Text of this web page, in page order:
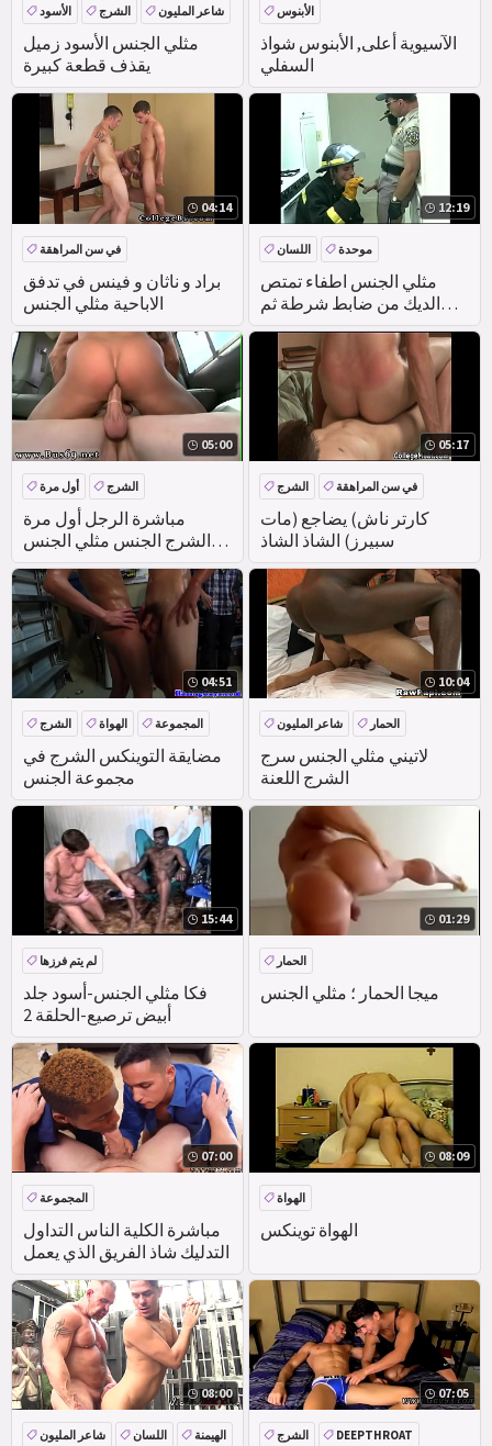
مثلي الجنس الأسود زميل
يقذف قطعة كبيرة
الأسود الشرج
شاعر المليون
عرقي
الآسيوية أعلى, الأبنوس شواذ
السفلي
الأبنوس
04:14
براد و ناثان و فينس في تدفق
الاباحية مثلي الجنس
في سن المراهقة
12:19
مثلي الجنس اطفاء تمتص
الديك من ضابط شرطة ثم
يعود صالح
اللسان
موحدة
DEEPTHROAT
05:00
مباشرة الرجل أول مرة
الشرج الجنس مثلي الجنس
نحن وو له أن الكسيس يريد
أول مرة
الشرج
في الهواء الطلق
الواقع
05:17
كارتر ناش) يضاجع (مات
سبيرز) الشاذ الشاذ
الشرج في سن المراهقة
04:51
مضايقة التوينكس الشرج في
مجموعة الجنس
الشرج الهواة
المجموعة
الواقع
10:04
لاتيني مثلي الجنس سرج
الشرج اللعنة
شاعر المليون الحمار
15:44
فكا مثلي الجنس-أسود جلد
أبيض ترصيع-الحلقة 2
لم يتم فرزها
01:29
ميجا الحمار ؛ مثلي الجنس
الحمار
07:00
مباشرة الكلية الناس التداول
التدليك شاذ الفريق الذي يعمل
المجموعة
08:09
الهواة توينكس
الهواة
08:00
شاعر المليون اللسان الهيمنة
07:05
الشرج DEEPTHROAT